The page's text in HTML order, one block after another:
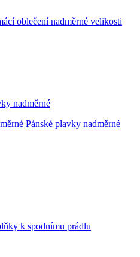
oblečení nadměrné velikosti
nadměrné
Pánské plavky nadměrné
k spodnímu prádlu